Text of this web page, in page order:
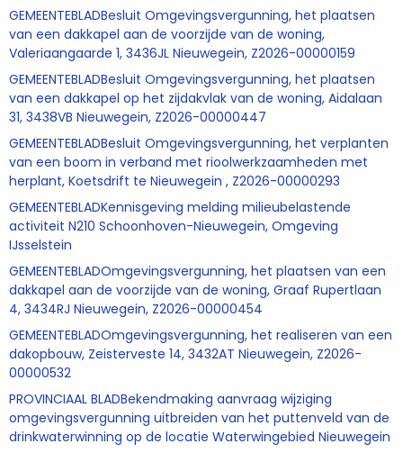
GEMEENTEBLADBesluit Omgevingsvergunning, het plaatsen
van een dakkapel aan de voorzijde van de woning,
Valeriaangaarde 1, 3436JL Nieuwegein, Z2026-00000159
GEMEENTEBLADBesluit Omgevingsvergunning, het plaatsen
van een dakkapel op het zijdakvlak van de woning, Aidalaan
31, 3438VB Nieuwegein, Z2026-00000447
GEMEENTEBLADBesluit Omgevingsvergunning, het verplanten
van een boom in verband met rioolwerkzaamheden met
herplant, Koetsdrift te Nieuwegein , Z2026-00000293
GEMEENTEBLADKennisgeving melding milieubelastende
activiteit N210 Schoonhoven-Nieuwegein, Omgeving
IJsselstein
GEMEENTEBLADOmgevingsvergunning, het plaatsen van een
dakkapel aan de voorzijde van de woning, Graaf Rupertlaan
4, 3434RJ Nieuwegein, Z2026-00000454
GEMEENTEBLADOmgevingsvergunning, het realiseren van een
dakopbouw, Zeisterveste 14, 3432AT Nieuwegein, Z2026-
00000532
PROVINCIAAL BLADBekendmaking aanvraag wijziging
omgevingsvergunning uitbreiden van het puttenveld van de
drinkwaterwinning op de locatie Waterwingebied Nieuwegein